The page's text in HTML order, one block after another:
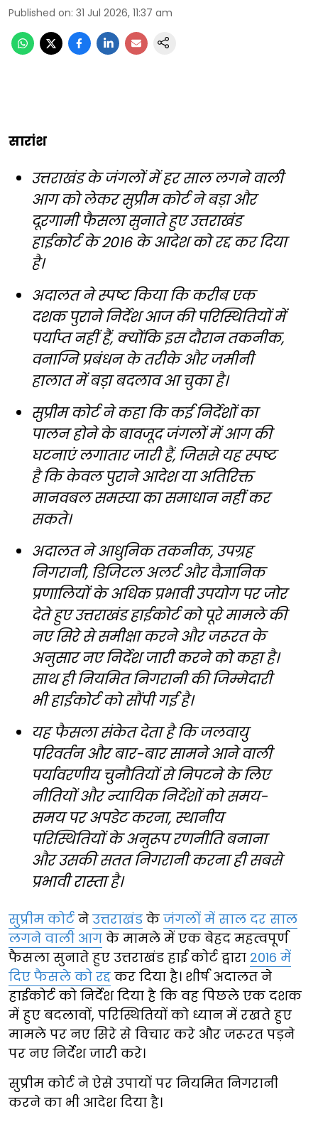
Published on: 31 Jul 2026, 11:37 am
सारांश
उत्तराखंड के जंगलों में हर साल लगने वाली
आग को लेकर सुप्रीम कोर्ट ने बड़ा और
दूरगामी फैसला सुनाते हुए उत्तराखंड
हाईकोर्ट के 2016 के आदेश को रद्द कर दिया
है।
अदालत ने स्पष्ट किया कि करीब एक
दशक पुराने निर्देश आज की परिस्थितियों में
पर्याप्त नहीं हैं, क्योंकि इस दौरान तकनीक,
वनाग्नि प्रबंधन के तरीके और जमीनी
हालात में बड़ा बदलाव आ चुका है।
सुप्रीम कोर्ट ने कहा कि कई निर्देशों का
पालन होने के बावजूद जंगलों में आग की
घटनाएं लगातार जारी हैं, जिससे यह स्पष्ट
है कि केवल पुराने आदेश या अतिरिक्त
मानवबल समस्या का समाधान नहीं कर
सकते।
अदालत ने आधुनिक तकनीक, उपग्रह
निगरानी, डिजिटल अलर्ट और वैज्ञानिक
प्रणालियों के अधिक प्रभावी उपयोग पर जोर
देते हुए उत्तराखंड हाईकोर्ट को पूरे मामले की
नए सिरे से समीक्षा करने और जरूरत के
अनुसार नए निर्देश जारी करने को कहा है।
साथ ही नियमित निगरानी की जिम्मेदारी
भी हाईकोर्ट को सौंपी गई है।
यह फैसला संकेत देता है कि जलवायु
परिवर्तन और बार-बार सामने आने वाली
पर्यावरणीय चुनौतियों से निपटने के लिए
नीतियों और न्यायिक निर्देशों को समय-
समय पर अपडेट करना, स्थानीय
परिस्थितियों के अनुरूप रणनीति बनाना
और उसकी सतत निगरानी करना ही सबसे
प्रभावी रास्ता है।
सुप्रीम कोर्ट ने उत्तराखंड के जंगलों में साल दर साल
लगने वाली आग के मामले में एक बेहद महत्वपूर्ण
फैसला सुनाते हुए उत्तराखंड हाई कोर्ट द्वारा 2016 में
दिए फैसले को रद्द कर दिया है। शीर्ष अदालत ने
हाईकोर्ट को निर्देश दिया है कि वह पिछले एक दशक
में हुए बदलावों, परिस्थितियों को ध्यान में रखते हुए
मामले पर नए सिरे से विचार करे और जरूरत पड़ने
पर नए निर्देश जारी करे।
सुप्रीम कोर्ट ने ऐसे उपायों पर नियमित निगरानी
करने का भी आदेश दिया है।